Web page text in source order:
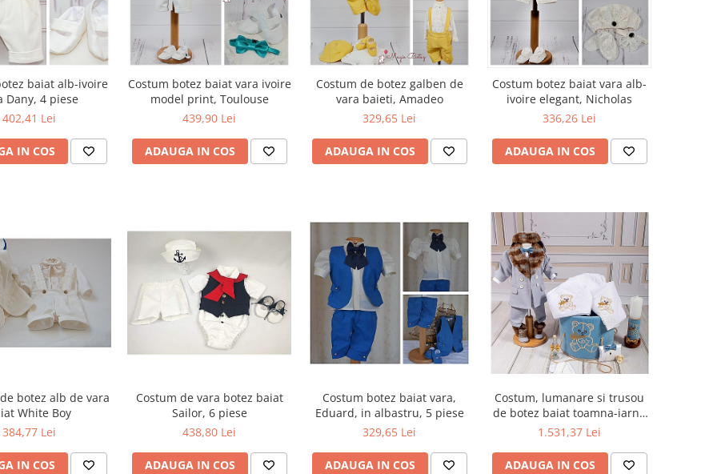
baiat alb-ivoire
Dany, 4 piese
402,41 Lei
IN COS
Costum botez baiat vara ivoire
model print, Toulouse
439,90 Lei
ADAUGA IN COS
Costum de botez galben de
vara baieti, Amadeo
329,65 Lei
ADAUGA IN COS
Costum botez baiat vara alb-
ivoire elegant, Nicholas
336,26 Lei
ADAUGA IN COS
botez alb de vara
White Boy
384,77 Lei
IN COS
Costum de vara botez baiat
Sailor, 6 piese
438,80 Lei
ADAUGA IN COS
Costum botez baiat vara,
Eduard, in albastru, 5 piese
329,65 Lei
ADAUGA IN COS
Costum, lumanare si trusou
de botez baiat toamna-iarna
Oliver
1.531,37 Lei
ADAUGA IN COS